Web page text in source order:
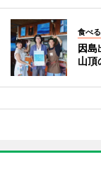
食べる
因島
山頂